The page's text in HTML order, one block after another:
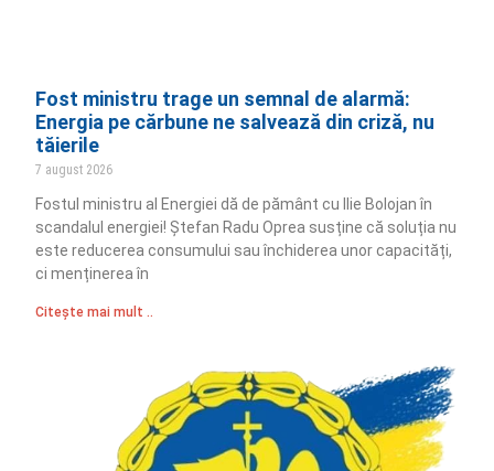
Fost ministru trage un semnal de alarmă:
Energia pe cărbune ne salvează din criză, nu
tăierile
7 august 2026
Fostul ministru al Energiei dă de pământ cu Ilie Bolojan în
scandalul energiei! Ștefan Radu Oprea susține că soluția nu
este reducerea consumului sau închiderea unor capacități,
ci menținerea în
Citește mai mult ..